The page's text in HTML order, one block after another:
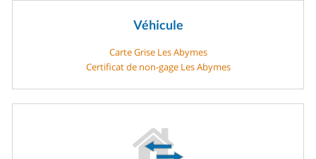
Véhicule
Carte Grise Les Abymes
Certificat de non-gage Les Abymes